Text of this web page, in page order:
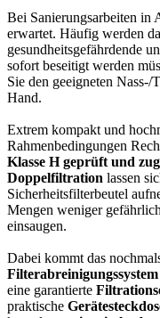
Bei Sanierungsarbeiten in
erwartet. Häufig werden
gesundheitsgefährdende
sofort beseitigt werden
Sie den geeigneten
Hand.
Extrem kompakt und
Rahmenbedingungen
Klasse H geprüft und
Doppelfiltration lassen
Sicherheitsfilterbeutel
Mengen weniger
einsaugen.
Dabei kommt das
eine garantierte
praktische